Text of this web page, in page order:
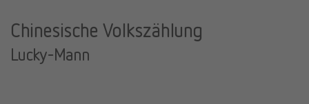
Chinesische Volkszählung
Lucky-Mann